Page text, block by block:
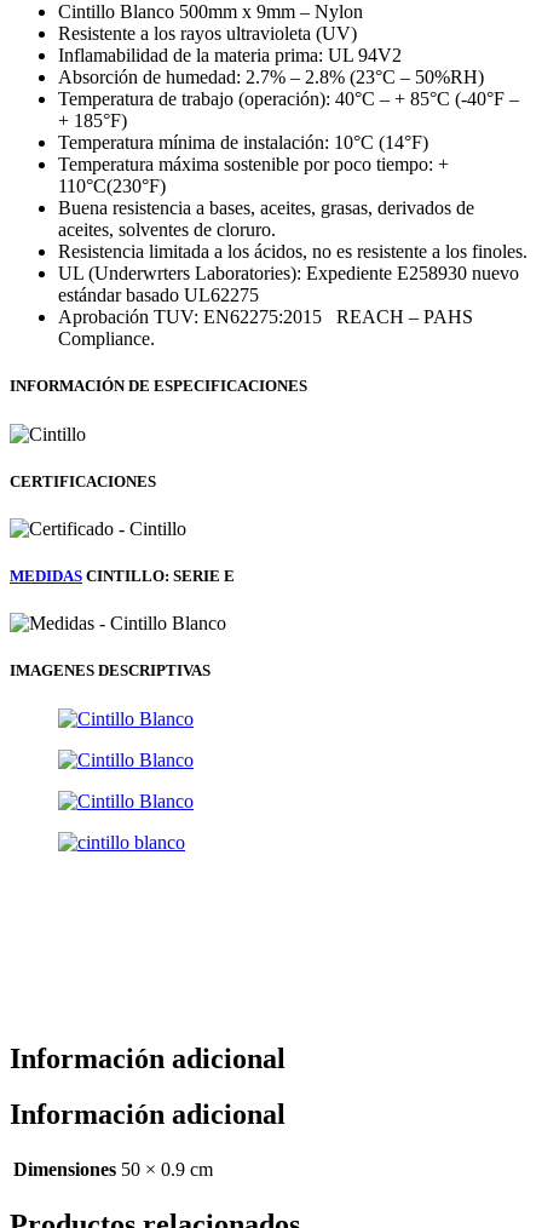
Cintillo Blanco 500mm x 9mm – Nylon
Resistente a los rayos ultravioleta (UV)
Inflamabilidad de la materia prima: UL 94V2
Absorción de humedad: 2.7% – 2.8% (23°C – 50%RH)
Temperatura de trabajo (operación): 40°C – + 85°C (-40°F –
+ 185°F)
Temperatura mínima de instalación: 10°C (14°F)
Temperatura máxima sostenible por poco tiempo: +
110°C(230°F)
Buena resistencia a bases, aceites, grasas, derivados de
aceites, solventes de cloruro.
Resistencia limitada a los ácidos, no es resistente a los finoles.
UL (Underwrters Laboratories): Expediente E258930 nuevo
estándar basado UL62275
Aprobación TUV: EN62275:2015 REACH – PAHS
Compliance.
INFORMACIÓN DE ESPECIFICACIONES
CERTIFICACIONES
MEDIDAS CINTILLO: SERIE E
IMAGENES DESCRIPTIVAS
Información adicional
Información adicional
Dimensiones 50 × 0.9 cm